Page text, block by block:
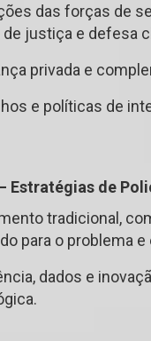
das forças de
de justiça e defesa
privada e
e políticas de
Estratégias de
tradicional,
para o problema
dados e